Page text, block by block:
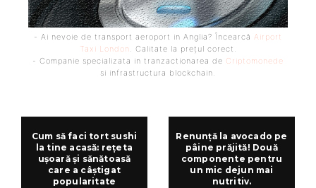
- Ai nevoie de transport aeroport in Anglia? Încearcă Airport
Taxi London. Calitate la prețul corect.
- Companie specializata in tranzactionarea de Criptomonede
si infrastructura blockchain.
Cum să faci tort sushi
la tine acasă: rețeta
ușoară și sănătoasă
care a câștigat
popularitate
Renunță la avocado pe
pâine prăjită! Două
componente pentru
un mic dejun mai
nutritiv.